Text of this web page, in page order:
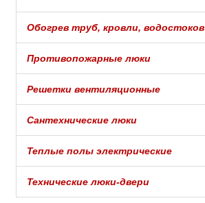
Обогрев труб, кровли, водостоков
Противопожарные люки
Решетки вентиляционные
Сантехнические люки
Теплые полы электрические
Технические люки-двери